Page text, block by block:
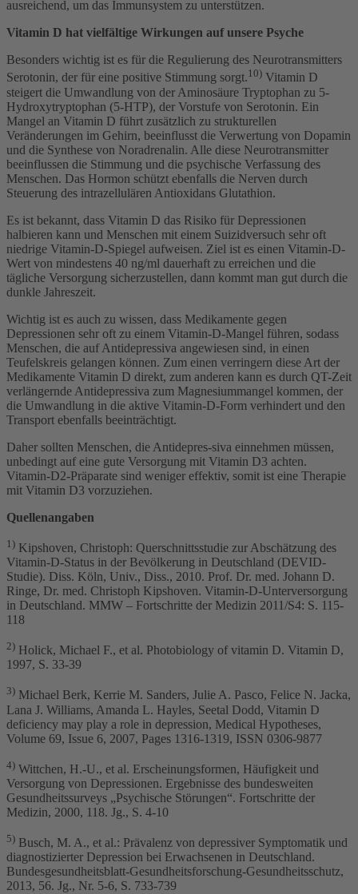
ausreichend, um das Immunsystem zu unterstützen.
Vitamin D hat vielfältige Wirkungen auf unsere Psyche
Besonders wichtig ist es für die Regulierung des Neurotransmitters
Serotonin, der für eine positive Stimmung sorgt.10) Vitamin D
steigert die Umwandlung von der Aminosäure Tryptophan zu 5-
Hydroxytryptophan (5-HTP), der Vorstufe von Serotonin. Ein
Mangel an Vitamin D führt zusätzlich zu strukturellen
Veränderungen im Gehirn, beeinflusst die Verwertung von Dopamin
und die Synthese von Noradrenalin. Alle diese Neurotransmitter
beeinflussen die Stimmung und die psychische Verfassung des
Menschen. Das Hormon schützt ebenfalls die Nerven durch
Steuerung des intrazellulären Antioxidans Glutathion.
Es ist bekannt, dass Vitamin D das Risiko für Depressionen
halbieren kann und Menschen mit einem Suizidversuch sehr oft
niedrige Vitamin-D-Spiegel aufweisen. Ziel ist es einen Vitamin-D-
Wert von mindestens 40 ng/ml dauerhaft zu erreichen und die
tägliche Versorgung sicherzustellen, dann kommt man gut durch die
dunkle Jahreszeit.
Wichtig ist es auch zu wissen, dass Medikamente gegen
Depressionen sehr oft zu einem Vitamin-D-Mangel führen, sodass
Menschen, die auf Antidepressiva angewiesen sind, in einen
Teufelskreis gelangen können. Zum einen verringern diese Art der
Medikamente Vitamin D direkt, zum anderen kann es durch QT-Zeit
verlängernde Antidepressiva zum Magnesiummangel kommen, der
die Umwandlung in die aktive Vitamin-D-Form verhindert und den
Transport ebenfalls beeinträchtigt.
Daher sollten Menschen, die Antidepres-siva einnehmen müssen,
unbedingt auf eine gute Versorgung mit Vitamin D3 achten.
Vitamin-D2-Präparate sind weniger effektiv, somit ist eine Therapie
mit Vitamin D3 vorzuziehen.
Quellenangaben
1) Kipshoven, Christoph: Querschnittsstudie zur Abschätzung des
Vitamin-D-Status in der Bevölkerung in Deutschland (DEVID-
Studie). Diss. Köln, Univ., Diss., 2010. Prof. Dr. med. Johann D.
Ringe, Dr. med. Christoph Kipshoven. Vitamin-D-Unterversorgung
in Deutschland. MMW – Fortschritte der Medizin 2011/S4: S. 115-
118
2) Holick, Michael F., et al. Photobiology of vitamin D. Vitamin D,
1997, S. 33-39
3) Michael Berk, Kerrie M. Sanders, Julie A. Pasco, Felice N. Jacka,
Lana J. Williams, Amanda L. Hayles, Seetal Dodd, Vitamin D
deficiency may play a role in depression, Medical Hypotheses,
Volume 69, Issue 6, 2007, Pages 1316-1319, ISSN 0306-9877
4) Wittchen, H.-U., et al. Erscheinungsformen, Häufigkeit und
Versorgung von Depressionen. Ergebnisse des bundesweiten
Gesundheitssurveys „Psychische Störungen“. Fortschritte der
Medizin, 2000, 118. Jg., S. 4-10
5) Busch, M. A., et al.: Prävalenz von depressiver Symptomatik und
diagnostizierter Depression bei Erwachsenen in Deutschland.
Bundesgesundheitsblatt-Gesundheitsforschung-Gesundheitsschutz,
2013, 56. Jg., Nr. 5-6, S. 733-739